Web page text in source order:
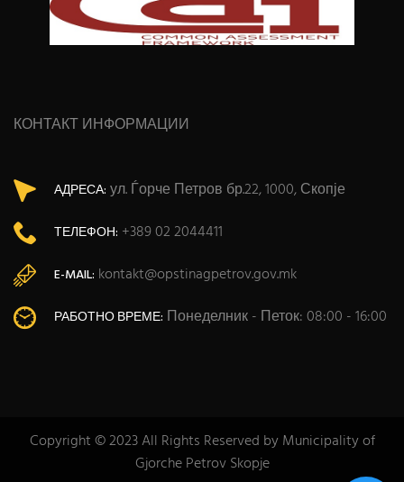
КОНТАКТ ИНФОРМАЦИИ
АДРЕСА: ул. Ѓорче Петров бр.22, 1000, Скопје
ТЕЛЕФОН: +389 02 2044411
E-MAIL: kontakt@opstinagpetrov.gov.mk
РАБОТНО ВРЕМЕ: Понеделник - Петок: 08:00 - 16:00
Copyright © 2023 All Rights Reserved by Municipality of
Gjorche Petrov Skopje